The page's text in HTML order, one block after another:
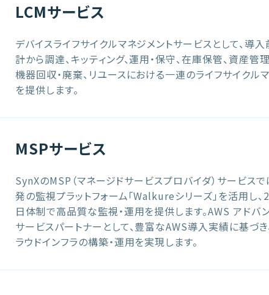
LCMサービス
デバイスライフサイクルマネジメントサービスとして、導
計から調達、キッティング、運用・保守、在庫保管、資産管
機器回収・廃棄、リユースにおける一連のライフサイクル
を提供します。
MSPサービス
SynXのMSP（マネージドサービスプロバイダ）サービスで
発の監視プラットフォーム「Walkureシリーズ」を活用し
日体制で高品質な監視・運用を提供します。AWS アドバ
サービスパートナーとして、豊富なAWS導入実績に基づ
ラウドインフラの構築・運用を実現します。